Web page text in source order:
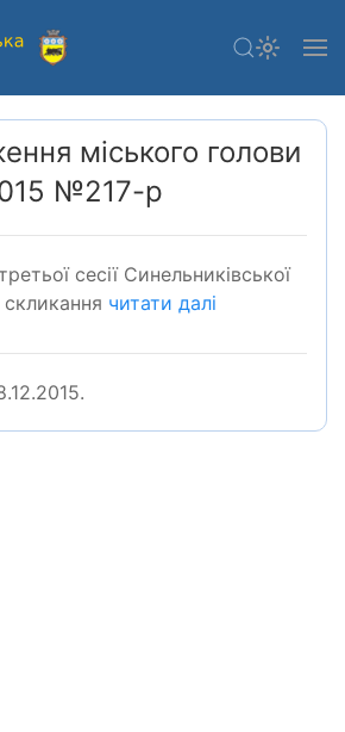
міського голови
№217-р
сесії Синельниківської
скликання читати далі